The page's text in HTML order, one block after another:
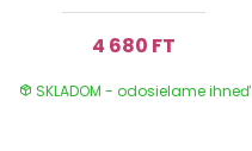
4 680 FT
SKLADOM - odosielame ihneď